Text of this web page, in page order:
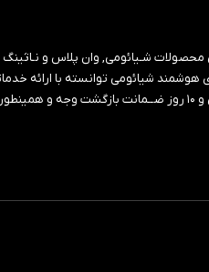
شـیائومی, وان پلاس و نـاثینگ در ایران می باشد.
شیائومی توانسته با ارائه